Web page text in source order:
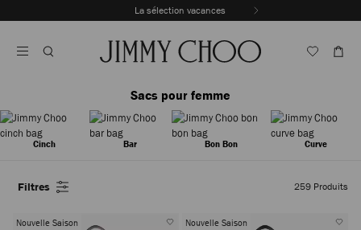
Au
La sélection vacances
lecture
Sacs pour femme
Cinch Bar Bon Bon Curve
Filtres 259 Produits
Nouvelle Saison Nouvelle Saison